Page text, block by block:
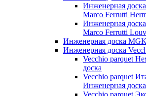
Инженерная
Marco Ferrutti
Инженерная
Marco Ferrutti
Инженерная доска MGK
Инженерная доска
Vecchio parquet
доска
Vecchio parquet
Инженерная доска
Vecchio parquet